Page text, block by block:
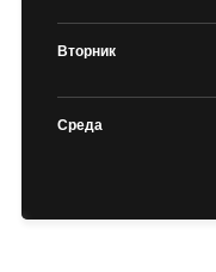
Вторник
Среда